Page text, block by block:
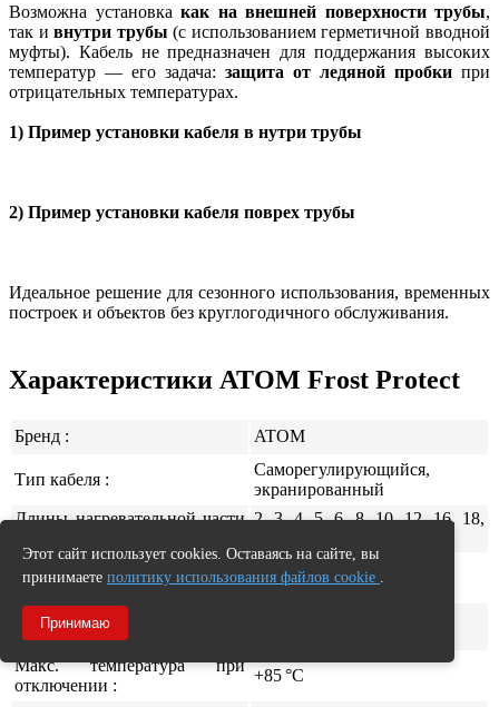
Возможна установка как на внешней поверхности трубы,
так ивнутри трубы (с использованием герметичной вводной
муфты). Кабель не предназначен для поддержания высоких
температур — его задача: защита от ледяной пробки при
отрицательных температурах.
1) Пример установки кабеля в нутри трубы
2) Пример установки кабеля поврех трубы
Идеальное решение для сезонного использования, временных
построек и объектов без круглогодичного обслуживания.
Характеристики ATOM Frost Protect
Бренд : ATOM
Тип кабеля :
Саморегулирующийся,
экранированный
Длины нагревательной части 2, 3, 4, 5, 6, 8, 10, 12, 16, 18,
Удельная мощность при
+10 °C :
10 Вт/м
Макс. температура оболочки
(рабочая) :
Макс. температура при
отключении :
+85 °C
Этот сайт использует cookies. Оставаясь на сайте, вы
принимаете политику использования файлов cookie .
Принимаю